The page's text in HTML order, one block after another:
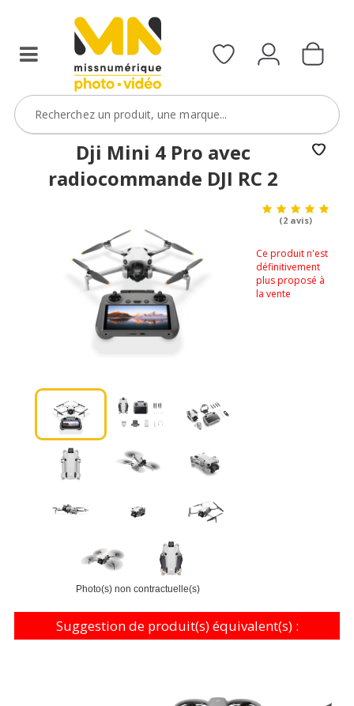
Dji Mini 4 Pro avec
radiocommande DJI RC 2
Photo(s) non contractuelle(s)
(2 avis)
Ce produit n'est
définitivement
plus proposé à
la vente
Suggestion de produit(s) équivalent(s) :